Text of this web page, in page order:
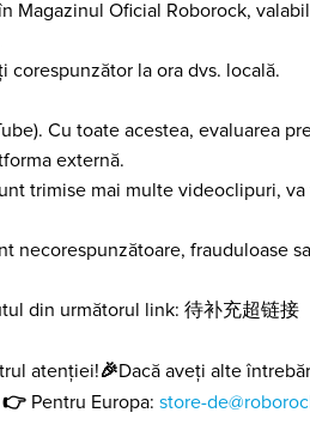
Magazinul Oficial Roborock,
corespunzător la ora dvs. locală.
Cu toate acestea, evaluarea
externă.
trimise mai multe videoclipuri,
necorespunzătoare, frauduloase
din următorul link: 待补充超链接
atenției!🎉Dacă aveți alte
👉 Pentru Europa: store-